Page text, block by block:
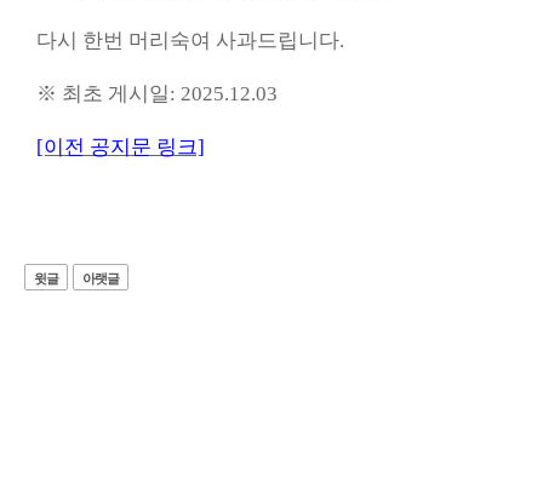
다시 한번 머리숙여 사과드립니다.
※ 최초 게시일: 2025.12.03
[이전 공지문 링크]
윗글 아랫글